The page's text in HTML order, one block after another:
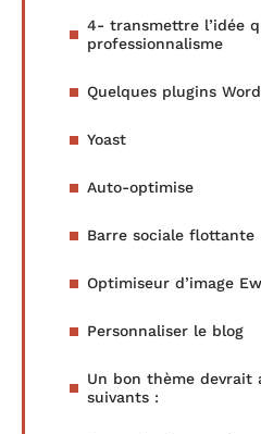
4- transmettre l’idée
professionnalisme
Quelques plugins
Yoast
Auto-optimise
Barre sociale flottante
Optimiseur d’image
Personnaliser le blog
Un bon thème devrait
suivants :